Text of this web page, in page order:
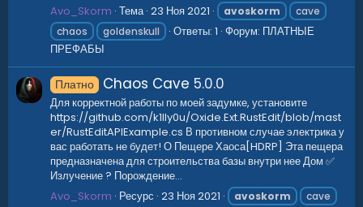
Avo_Skorm Тема 23 Ноя 2021 avoskorm
cave
chaos
goldenskull Ответы: 1 Форум: ПЛАТНЫЕ
ПРЕФАБЫ
Платно Chaos Cave 5.0.0
Для корректной работы по моей задумке, установите
https://github.com/k1lly0u/Oxide.Ext.RustEdit/blob/mast
er/RustEditAPIExample.cs В противном случае электрика у
вас работать не будет! О Пещере Хаоса[HDRP] Эта пещера
предназначена для строительства базы внутри нее Дом ✅
Излучение ? Порождение...
Avo_Skorm Ресурс 23 Ноя 2021 avoskorm
cave